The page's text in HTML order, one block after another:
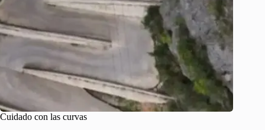
Cuidado con las curvas